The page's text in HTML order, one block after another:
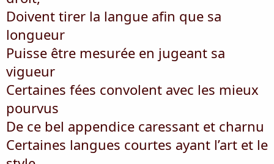
Doivent tirer la langue afin que sa
longueur
Puisse être mesurée en jugeant sa
vigueur
Certaines fées convolent avec les mieux
pourvus
De ce bel appendice caressant et charnu
Certaines langues courtes ayant l’art et le